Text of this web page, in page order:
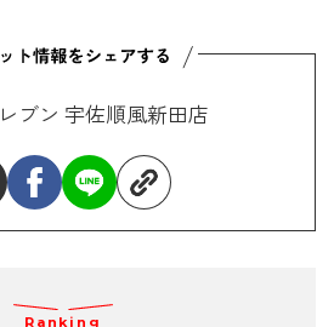
ブン 宇佐順風新田店
Ranking